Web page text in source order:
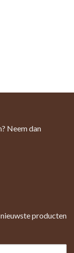
Neem dan
producten